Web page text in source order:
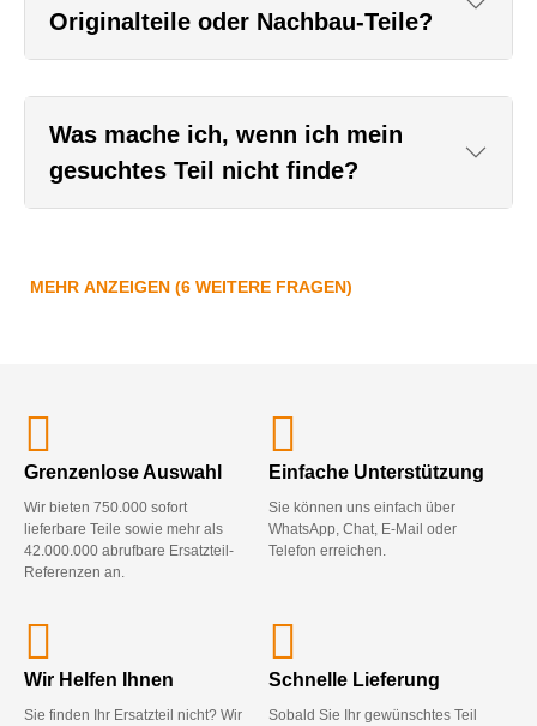
Originalteile oder Nachbau-Teile?
Was mache ich, wenn ich mein
gesuchtes Teil nicht finde?
MEHR ANZEIGEN (6 WEITERE FRAGEN)
Grenzenlose Auswahl
Wir bieten 750.000 sofort
lieferbare Teile sowie mehr als
42.000.000 abrufbare Ersatzteil-
Referenzen an.
Einfache Unterstützung
Sie können uns einfach über
WhatsApp, Chat, E-Mail oder
Telefon erreichen.
Wir Helfen Ihnen
Sie finden Ihr Ersatzteil nicht? Wir
Schnelle Lieferung
Sobald Sie Ihr gewünschtes Teil